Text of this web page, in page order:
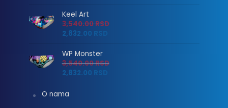
Keel Art
3,540.00RSD
2,832.00 RSD
WP Monster
3,540.00RSD
2,832.00 RSD
O nama